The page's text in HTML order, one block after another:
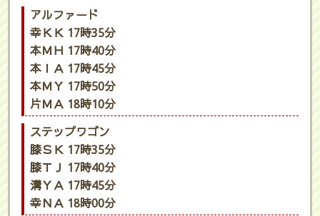
アルファード
幸ＫＫ 17時35分
本ＭＨ 17時40分
本ＩＡ 17時45分
本ＭＹ 17時50分
片ＭＡ 18時10分
ステップワゴン
膝ＳＫ 17時35分
膝ＴＪ 17時40分
溝ＹＡ 17時45分
幸ＮＡ 18時00分